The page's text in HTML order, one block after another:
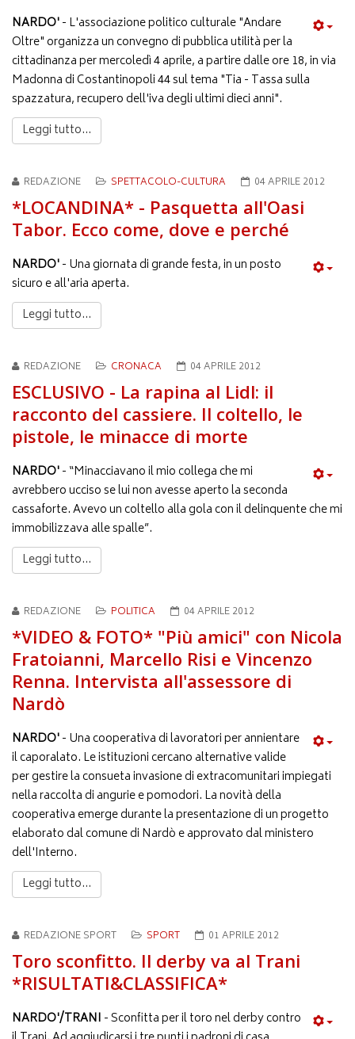
NARDO'- L'associazione politico culturale "Andare
Oltre" organizza un convegno di pubblica utilità per la
cittadinanza per mercoledì 4 aprile, a partire dalle ore 18, in via
Madonna di Costantinopoli 44 sul tema "Tia - Tassa sulla
spazzatura, recupero dell'iva degli ultimi dieci anni".
Leggi tutto...
REDAZIONE SPETTACOLO-CULTURA 04 APRILE 2012
*LOCANDINA* - Pasquetta all'Oasi
Tabor. Ecco come, dove e perché
NARDO'- Una giornata di grande festa, in un posto
sicuro e all'aria aperta.
Leggi tutto...
REDAZIONE CRONACA 04 APRILE 2012
ESCLUSIVO - La rapina al Lidl: il
racconto del cassiere. Il coltello, le
pistole, le minacce di morte
NARDO'- “Minacciavano il mio collega che mi
avrebbero ucciso se lui non avesse aperto la seconda
cassaforte. Avevo un coltello alla gola con il delinquente che mi
immobilizzava alle spalle”.
Leggi tutto...
REDAZIONE POLITICA 04 APRILE 2012
*VIDEO & FOTO* "Più amici" con Nicola
Fratoianni, Marcello Risi e Vincenzo
Renna. Intervista all'assessore di
Nardò
NARDO'- Una cooperativa di lavoratori per annientare
il caporalato. Le istituzioni cercano alternative valide
per gestire la consueta invasione di extracomunitari impiegati
nella raccolta di angurie e pomodori. La novità della
cooperativa emerge durante la presentazione di un progetto
elaborato dal comune di Nardò e approvato dal ministero
dell'Interno.
Leggi tutto...
REDAZIONE SPORT SPORT 01 APRILE 2012
Toro sconfitto. Il derby va al Trani
*RISULTATI&CLASSIFICA*
NARDO'/TRANI - Sconfitta per il toro nel derby contro